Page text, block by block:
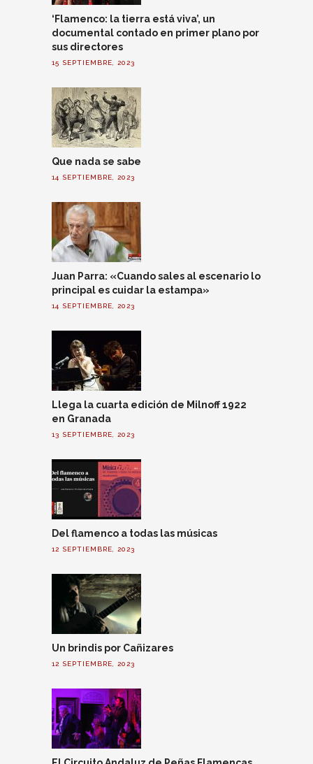
‘Flamenco: la tierra está viva’, un
documental contado en primer plano por
sus directores
15 SEPTIEMBRE, 2023
Que nada se sabe
14 SEPTIEMBRE, 2023
Juan Parra: «Cuando sales al escenario lo
principal es cuidar la estampa»
14 SEPTIEMBRE, 2023
Llega la cuarta edición de Milnoff 1922
en Granada
13 SEPTIEMBRE, 2023
Del flamenco a todas las músicas
12 SEPTIEMBRE, 2023
Un brindis por Cañizares
12 SEPTIEMBRE, 2023